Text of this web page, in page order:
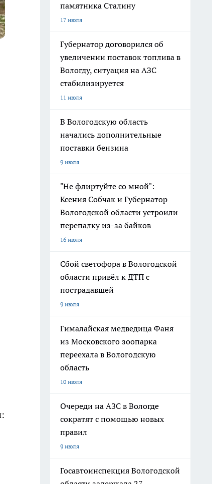
памятника Сталину
17 июля
Губернатор договорился об
увеличении поставок топлива в
Вологду, ситуация на АЗС
стабилизируется
11 июля
В Вологодскую область
начались дополнительные
поставки бензина
9 июля
"Не флиртуйте со мной":
Ксения Собчак и Губернатор
Вологодской области устроили
перепалку из-за байков
16 июля
Сбой светофора в Вологодской
области привёл к ДТП с
пострадавшей
9 июля
Гималайская медведица Фаня
из Московского зоопарка
переехала в Вологодскую
область
10 июля
Очереди на АЗС в Вологде
сократят с помощью новых
правил
9 июля
Госавтоинспекция Вологодской